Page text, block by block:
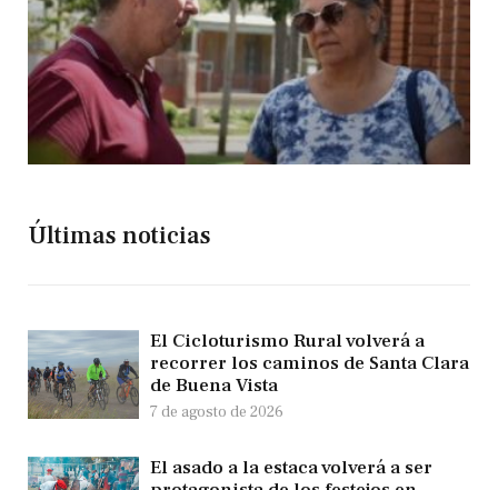
Últimas noticias
El Cicloturismo Rural volverá a
recorrer los caminos de Santa Clara
de Buena Vista
7 de agosto de 2026
El asado a la estaca volverá a ser